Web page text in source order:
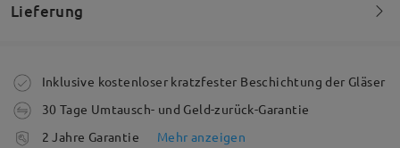
Model Information
Lieferung
Die Bestellung wurde aufgegeben
Fertigungszeit
Inklusive kostenloser kratzfester Beschichtung der Gläser
30 Tage Umtausch- und Geld-zurück-Garantie
2 Jahre Garantie
Mehr anzeigen